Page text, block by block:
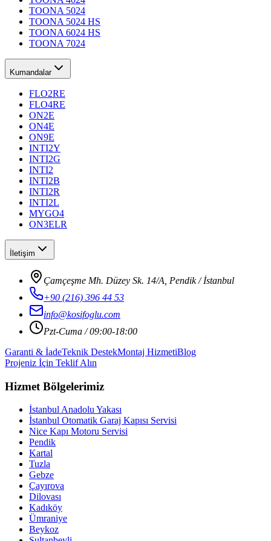
TOONA 5024
TOONA 5024 HS
TOONA 6024 HS
TOONA 7024
Kumandalar
FLO2RE
FLO4RE
ON2E
ON4E
ON9E
INTI2Y
INTI2G
INTI2
INTI2B
INTI2R
INTI2L
MYGO4
ON3ELR
İletişim
Çamçeşme Mh. Düzey Sk. 14/A, Pendik / İstanbul
+90 (216) 396 44 53
info@kosifoglu.com
Pzt-Cuma / 09:00-18:00
Garanti & İadeTeknik DestekMontaj HizmetiBlog
Projeniz İçin Teklif Alın
Hizmet Bölgelerimiz
İstanbul Anadolu Yakası
İstanbul Otomatik Garaj Kapısı Servisi
Nice Kapı Motoru Servisi
Pendik
Kartal
Tuzla
Gebze
Çayırova
Dilovası
Kadıköy
Ümraniye
Beykoz